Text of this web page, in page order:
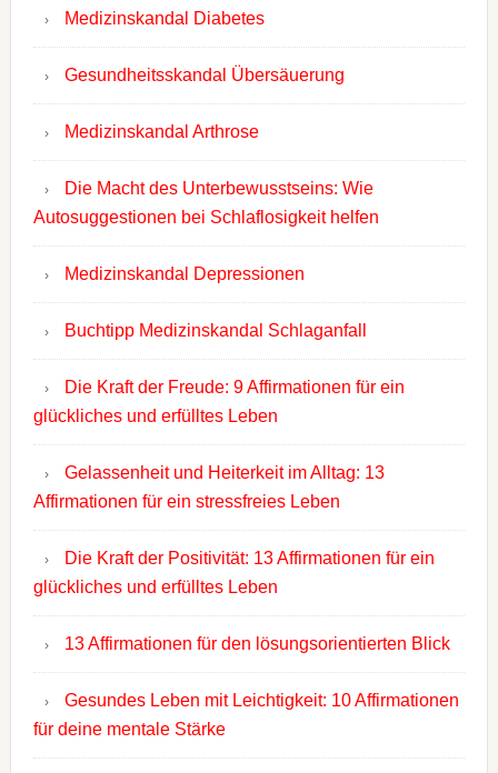
Medizinskandal Diabetes
Gesundheitsskandal Übersäuerung
Medizinskandal Arthrose
Die Macht des Unterbewusstseins: Wie
Autosuggestionen bei Schlaflosigkeit helfen
Medizinskandal Depressionen
Buchtipp Medizinskandal Schlaganfall
Die Kraft der Freude: 9 Affirmationen für ein
glückliches und erfülltes Leben
Gelassenheit und Heiterkeit im Alltag: 13
Affirmationen für ein stressfreies Leben
Die Kraft der Positivität: 13 Affirmationen für ein
glückliches und erfülltes Leben
13 Affirmationen für den lösungsorientierten Blick
Gesundes Leben mit Leichtigkeit: 10 Affirmationen
für deine mentale Stärke